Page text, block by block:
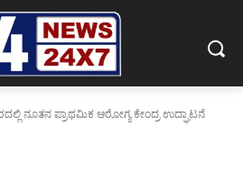
ನೂತನ ಪ್ರಾಥಮಿಕ ಆರೋಗ್ಯ ಕೇಂದ್ರ ಉದ್ಘಾಟನೆ